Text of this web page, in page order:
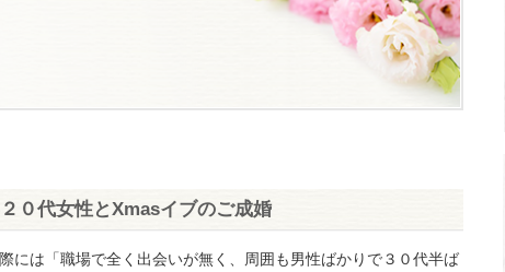
０代女性とXmasイブのご成婚
には「職場で全く出会いが無く、周囲も男性ばかりで３０代半ば